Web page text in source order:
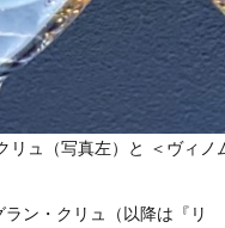
リュ（写真左）と ＜ヴィノ
ラン・クリュ（以降は『リ